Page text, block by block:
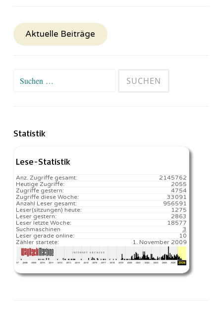
Aktuelle Beiträge
Suchen
Statistik
Lese-Statistik
2145762
Anz. Zugriffe gesamt:
2055
Heutige Zugriffe:
4754
Zugriffe gestern:
33091
Zugriffe diese Woche:
956591
Anzahl Leser gesamt:
1275️
Leser(sitzungen) heute:
2863
Leser gestern:
18577️
Leser letzte Woche:
3
Suchmaschinen
10
Leser gerade online:
1. November 2009
Zähler startete: